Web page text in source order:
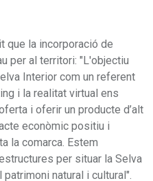
que la incorporació de
per al territori: "L'objectiu
Interior com un referent
i la realitat virtual ens
i oferir un producte d’alt
econòmic positiu i
la comarca. Estem
per situar la Selva
natural i cultural".